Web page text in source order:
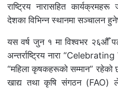
राष्ट्रिय नारासहित
देशका विभिन्न स्थानमा सञ्चालन
यस वर्ष जुन १ मा विश्वभर २६औँ
अन्तर्राष्ट्रिय नारा
“महिला कृषकहरूको सम्मान” रहेको
खाद्य तथा कृषि संगठन (FAO)